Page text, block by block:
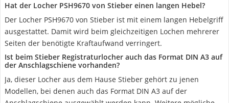
Hat der Locher PSH9670 von Stieber einen langen Hebel?
Der Locher PSH9670 von Stieber ist mit einem langen Hebelgriff
ausgestattet. Damit wird beim gleichzeitigen Lochen mehrerer
Seiten der benötigte Kraftaufwand verringert.
Ist beim Stieber Registraturlocher auch das Format DIN A3 auf
der Anschlagschiene vorhanden?
Ja, dieser Locher aus dem Hause Stieber gehört zu jenen
Modellen, bei denen auch das Format DIN A3 auf der